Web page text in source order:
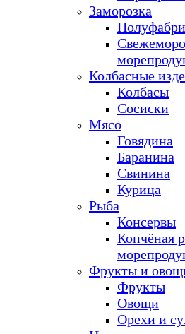
Заморозка
Колбасные
Колбасы
Сосиски
Мясо
Говядина
Баранина
Свинина
Курица
Рыба
Консервы
Копчёная
Фрукты и
Фрукты
Овощи
Орехи и